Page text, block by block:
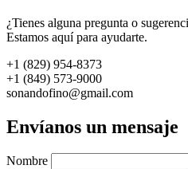
¿Tienes alguna pregunta o
Estamos aquí para ayudarte.
+1 (829) 954-8373
+1 (849) 573-9000
sonandofino@gmail.com
Envíanos un mensaje
Nombre